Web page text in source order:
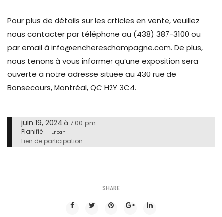
Pour plus de détails sur les articles en vente, veuillez
nous contacter par téléphone au (438) 387-3100 ou
par email à info@enchereschampagne.com. De plus,
nous tenons à vous informer qu’une exposition sera
ouverte à notre adresse située au 430 rue de
Bonsecours, Montréal, QC H2Y 3C4.
juin 19, 2024 à 7:00 pm
Planifié Encan
Lien de participation
SHARE